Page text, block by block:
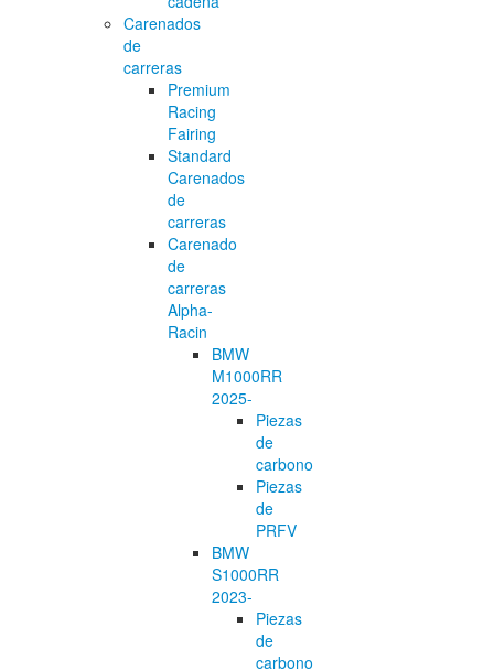
Carenados
de
carreras
Premium
Racing
Fairing
Standard
Carenados
de
carreras
Carenado
de
carreras
Alpha-
Racin
BMW
M1000RR
2025-
Piezas
de
carbono
Piezas
de
PRFV
BMW
S1000RR
2023-
Piezas
de
carbono